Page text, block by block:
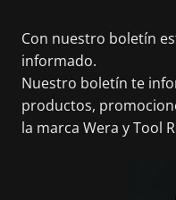
Con nuestro boletín
informado.
Nuestro boletín te
productos,
la marca Wera y Tool